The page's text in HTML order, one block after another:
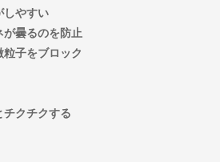
しやすい
が曇るのを防止
粒子をブロック
チクチクする